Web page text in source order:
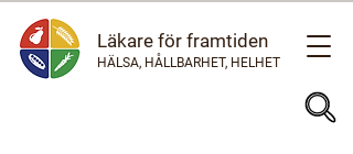
Läkare för framtiden
HÄLSA, HÅLLBARHET, HELHET